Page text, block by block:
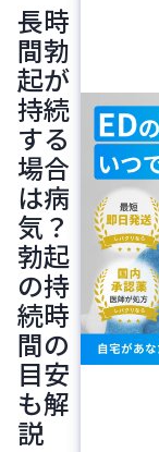
長時
間勃
起が
持続
する
場合
は病
気？
勃起
の持
続時
間の
目安
も解
説